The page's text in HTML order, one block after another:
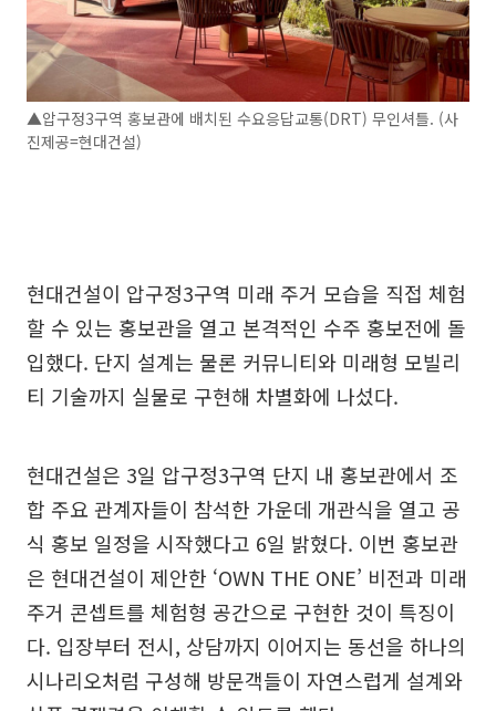
▲압구정3구역 홍보관에 배치된 수요응답교통(DRT) 무인셔틀. (사
진제공=현대건설)
현대건설이 압구정3구역 미래 주거 모습을 직접 체험
할 수 있는 홍보관을 열고 본격적인 수주 홍보전에 돌
입했다. 단지 설계는 물론 커뮤니티와 미래형 모빌리
티 기술까지 실물로 구현해 차별화에 나섰다.
현대건설은 3일 압구정3구역 단지 내 홍보관에서 조
합 주요 관계자들이 참석한 가운데 개관식을 열고 공
식 홍보 일정을 시작했다고 6일 밝혔다. 이번 홍보관
은 현대건설이 제안한 ‘OWN THE ONE’ 비전과 미래
주거 콘셉트를 체험형 공간으로 구현한 것이 특징이
다. 입장부터 전시, 상담까지 이어지는 동선을 하나의
시나리오처럼 구성해 방문객들이 자연스럽게 설계와